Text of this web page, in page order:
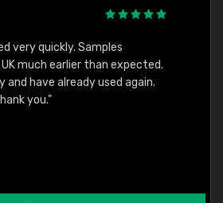
very quickly. Samples
much earlier than expected.
and have already used again.
you."